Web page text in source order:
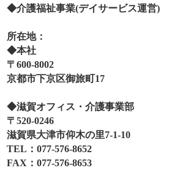
◆介護福祉事業(デイサービス運営)
所在地：
◆本社
〒600-8002
京都市下京区御旅町17
◆滋賀オフィス・介護事業部
〒520-0246
滋賀県大津市仰木の里7-1-10
TEL：077-576-8652
FAX：077-576-8653